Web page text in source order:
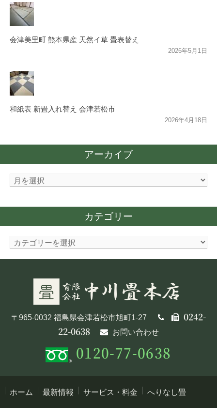
会津美里町 熊本県産 天然イ草 畳表替え
2026年5月1日
和紙表 新畳入れ替え 会津若松市
2026年4月18日
アーカイブ
ア
カ
カテゴリー
カ
〒965-0032 福島県会津若松市旭町1-27
0242-
22-0638
お問い合わせ
0120-77-0638
ホーム 最新情報 サービス・料金 へりなし畳